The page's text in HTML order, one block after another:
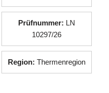
Prüfnummer: LN
10297/26
Region: Thermenregion